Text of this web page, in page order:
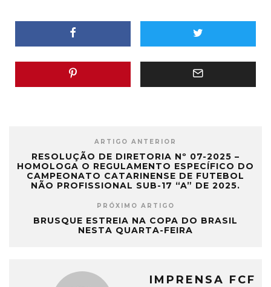
ARTIGO ANTERIOR
RESOLUÇÃO DE DIRETORIA Nº 07-2025 –
HOMOLOGA O REGULAMENTO ESPECÍFICO DO
CAMPEONATO CATARINENSE DE FUTEBOL
NÃO PROFISSIONAL SUB-17 “A” DE 2025.
PRÓXIMO ARTIGO
BRUSQUE ESTREIA NA COPA DO BRASIL
NESTA QUARTA-FEIRA
IMPRENSA FCF